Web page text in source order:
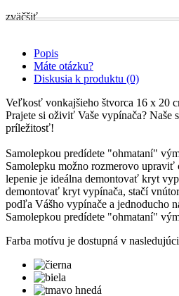
zväčšiť
Popis
Máte otázku?
Diskusia k produktu (0)
Veľkosť vonkajšieho štvorca 16 x 20
Prajete si oživiť Vaše vypínača? Naše
príležitosť!
Samolepkou predídete "ohmataní"
Samolepku možno rozmerovo
lepenie je ideálna demontovať kryt
demontovať kryt vypínača, stačí
podľa Vášho vypínače a jednoducho
Samolepkou predídete "ohmataní"
Farba motívu je dostupná v